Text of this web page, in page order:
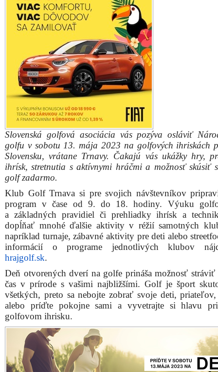
Slovenská golfová asociácia vás pozýva osláviť
golfu v sobotu 13. mája 2023 na golfových ihriskách
Slovensku, vrátane Trnavy. Čakajú vás ukážky hry,
ihrísk, stretnutia s aktívnymi hráčmi a možnosť skúsiť
golf zadarmo.
Klub Golf Trnava si pre svojich návštevníkov
program v čase od 9. do 18. hodiny. Výuku
a základných pravidiel či prehliadky ihrísk a
dopĺňať mnohé ďalšie aktivity v réžií samotných
napríklad turnaje, zábavné aktivity pre deti alebo
informácií o programe jednotlivých klubov
hrajgolf.sk.
Deň otvorených dverí na golfe prináša možnosť
čas v prírode s vašimi najbližšími. Golf je šport
všetkých, preto sa nebojte zobrať svoje deti,
alebo príďte pokojne sami a vyvetrajte si hlavu
golfovom ihrisku.